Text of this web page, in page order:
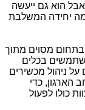
הוא גם ייעשה
יחידה המשלבת
בתחום מסוים מתוך
בכלים
ניהול מכשירים
כדי
כולו לפעול